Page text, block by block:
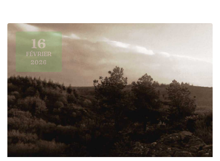
16
FÉVRIER
2026